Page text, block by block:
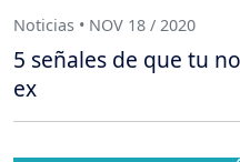
Noticias • NOV 18 / 2020
5 señales de que tu
ex